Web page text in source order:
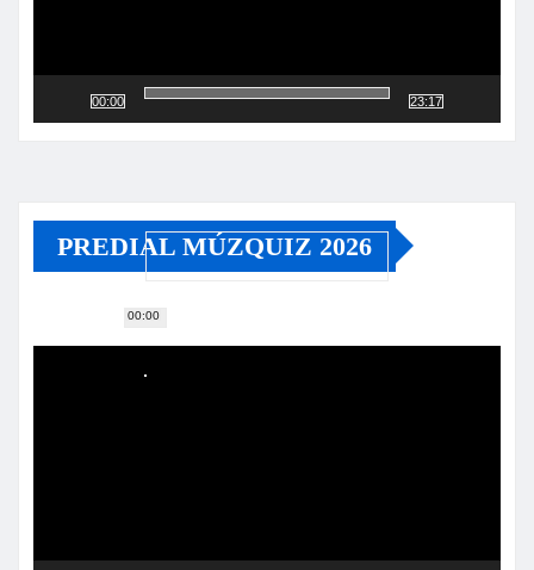
00:00
00:00
23:17
PREDIAL MÚZQUIZ 2026
Reproductor